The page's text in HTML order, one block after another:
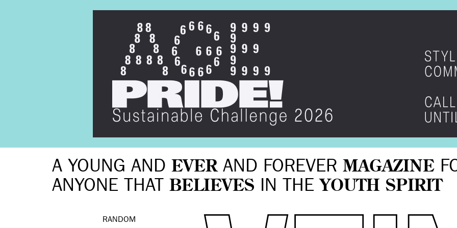
A YOUNG AND EVERAND FOREVER MAGAZINE
ANYONE THAT BELIEVES IN THE YOUTH SPIRIT
RANDOM